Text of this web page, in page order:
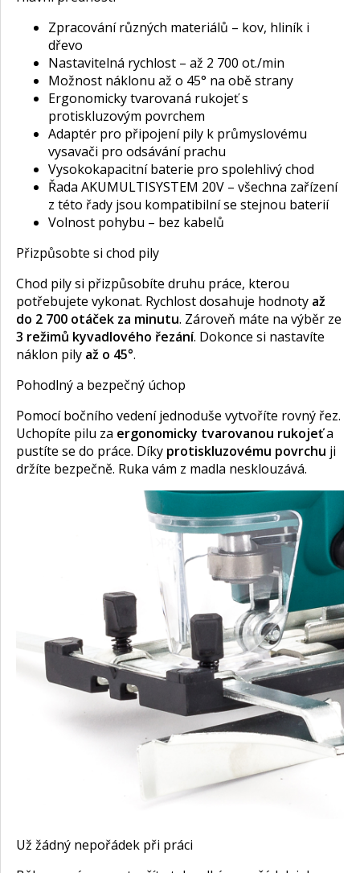
Zpracování různých materiálů – kov, hliník i
dřevo
Nastavitelná rychlost – až 2 700 ot./min
Možnost náklonu až o 45° na obě strany
Ergonomicky tvarovaná rukojeť s
protiskluzovým povrchem
Adaptér pro připojení pily k průmyslovému
vysavači pro odsávání prachu
Vysokokapacitní baterie pro spolehlivý chod
Řada AKUMULTISYSTEM 20V – všechna zařízení
z této řady jsou kompatibilní se stejnou baterií
Volnost pohybu – bez kabelů
Přizpůsobte si chod pily
Chod pily si přizpůsobíte druhu práce, kterou
potřebujete vykonat. Rychlost dosahuje hodnoty až
do 2 700 otáček za minutu. Zároveň máte na výběr ze
3 režimů kyvadlového řezání. Dokonce si nastavíte
náklon pily až o 45°.
Pohodlný a bezpečný úchop
Pomocí bočního vedení jednoduše vytvoříte rovný řez.
Uchopíte pilu za ergonomicky tvarovanou rukojeťa
pustíte se do práce. Díky protiskluzovému povrchu ji
držíte bezpečně. Ruka vám z madla nesklouzává.
Už žádný nepořádek při práci